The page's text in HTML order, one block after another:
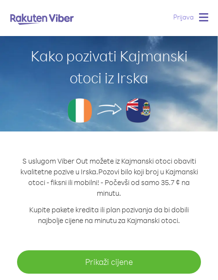
Prijava
Kako pozivati Kajmanski
otoci iz Irska
S uslugom Viber Out možete iz Kajmanski otoci obaviti
kvalitetne pozive u Irska.Pozovi bilo koji broj u Kajmanski
otoci - fiksni ili mobilni! - Počevši od samo 35.7 ¢ na
minutu.
Kupite pakete kredita ili plan pozivanja da bi dobili
najbolje cijene na minutu za Kajmanski otoci.
Prikaži cijene